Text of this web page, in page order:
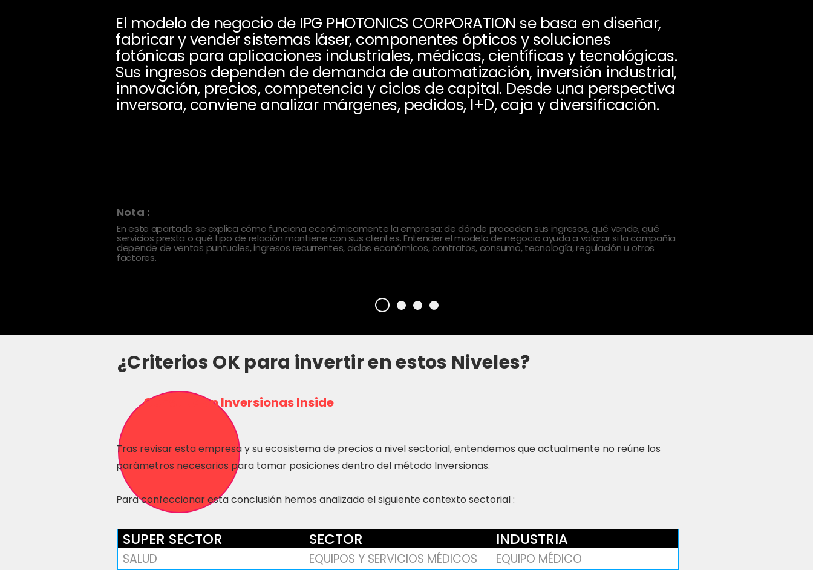
El modelo de negocio de IPG PHOTONICS CORPORATION se basa en diseñar,
fabricar y vender sistemas láser, componentes ópticos y soluciones
fotónicas para aplicaciones industriales, médicas, científicas y tecnológicas.
Sus ingresos dependen de demanda de automatización, inversión industrial,
innovación, precios, competencia y ciclos de capital. Desde una perspectiva
inversora, conviene analizar márgenes, pedidos, I+D, caja y diversificación.
Nota :
En este apartado se explica cómo funciona económicamente la empresa: de dónde proceden sus ingresos, qué vende, qué
servicios presta o qué tipo de relación mantiene con sus clientes. Entender el modelo de negocio ayuda a valorar si la compañía
depende de ventas puntuales, ingresos recurrentes, ciclos económicos, contratos, consumo, tecnología, regulación u otros
factores.
¿Criterios OK para invertir en estos Niveles?
Consulta en Inversionas Inside
Tras revisar esta empresa y su ecosistema de precios a nivel sectorial, entendemos que actualmente no reúne los
parámetros necesarios para tomar posiciones dentro del método Inversionas.
Para confeccionar esta conclusión hemos analizado el siguiente contexto sectorial :
SUPER SECTOR SECTOR INDUSTRIA
SALUD EQUIPOS Y SERVICIOS MÉDICOS
EQUIPO MÉDICO